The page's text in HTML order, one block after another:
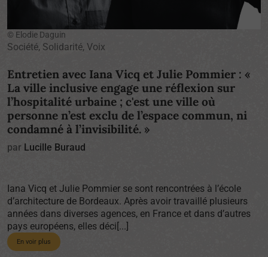
Société, Solidarité, Voix
Entretien avec Iana Vicq et Julie Pommier : «
La ville inclusive engage une réflexion sur
l’hospitalité urbaine ; c'est une ville où
personne n’est exclu de l’espace commun, ni
condamné à l’invisibilité. »
par Lucille Buraud
Iana Vicq et Julie Pommier se sont rencontrées à l’école
d’architecture de Bordeaux. Après avoir travaillé plusieurs
années dans diverses agences, en France et dans d’autres
pays européens, elles déci[...]
En voir plus
© Elodie Daguin